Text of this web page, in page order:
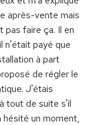
après-vente mais
pas faire ça. Il en
n'était payé que
à part
de régler le
J'étais
tout de suite s'il
hésité un moment,